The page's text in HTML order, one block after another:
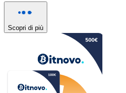
Scopri di più